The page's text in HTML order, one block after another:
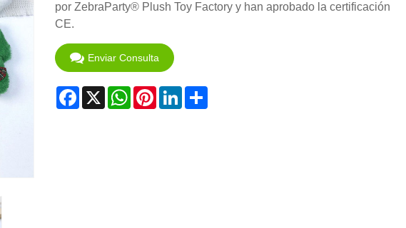
por ZebraParty® Plush Toy Factory y han aprobado la certificación
CE.
Enviar Consulta
Facebook
X WhatsApp
PinterestLinkedInShare